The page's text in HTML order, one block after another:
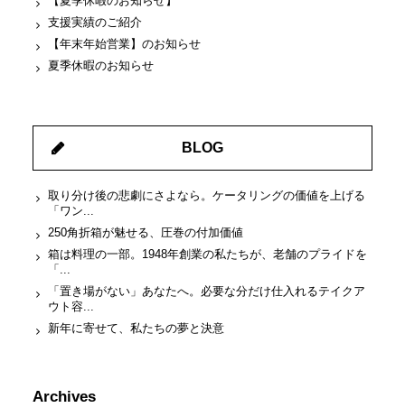
支援実績のご紹介
【年末年始営業】のお知らせ
夏季休暇のお知らせ
BLOG
取り分け後の悲劇にさよなら。ケータリングの価値を上げる
「ワン...
250角折箱が魅せる、圧巻の付加価値
箱は料理の一部。1948年創業の私たちが、老舗のプライドを
「...
「置き場がない」あなたへ。必要な分だけ仕入れるテイクア
ウト容...
新年に寄せて、私たちの夢と決意
Archives